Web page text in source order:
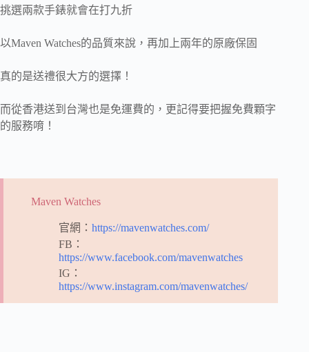
挑選兩款手錶就會在打九折
以Maven Watches的品質來說，再加上兩年的原廠保固
真的是送禮很大方的選擇！
而從香港送到台灣也是免運費的，更記得要把握免費顆字
的服務唷！
Maven Watches
官網： https://mavenwatches.com/
FB：
https://www.facebook.com/mavenwatches
IG：
https://www.instagram.com/mavenwatches/